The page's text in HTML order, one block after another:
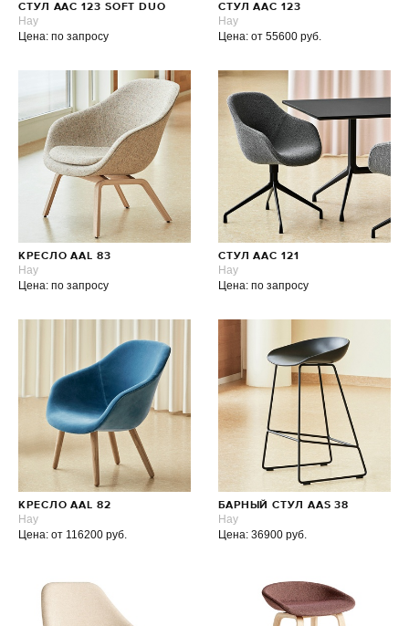
СТУЛ AAC 123 SOFT DUO
Hay
Цена: по запросу
СТУЛ AAC 123
Hay
Цена: от 55600 руб.
КРЕСЛО AAL 83
Hay
Цена: по запросу
СТУЛ AAC 121
Hay
Цена: по запросу
КРЕСЛО AAL 82
Hay
Цена: от 116200 руб.
БАРНЫЙ СТУЛ AAS 38
Hay
Цена: 36900 руб.